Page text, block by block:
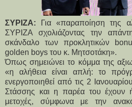
ΣΥΡΙΖΑ: Για «παραποίηση της
ΣΥΡΙΖΑ σχολιάζοντας την
σκάνδαλο των προκλητικών
golden boys του κ. Μητσοτάκη».
Όπως σημειώνει το κόμμα της
«η αλήθεια είναι απλή: το
ενεργοποιηθεί από τις 2
Στάσσης και η παρέα του έχουν
μετοχές, σύμφωνα με την